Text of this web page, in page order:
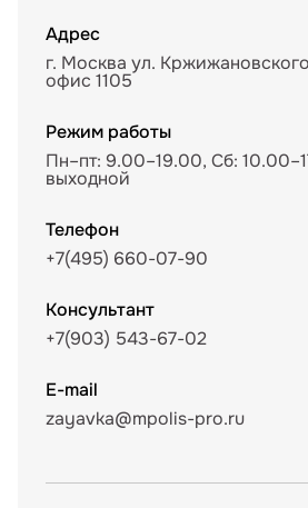
Адрес
г. Москва ул.
офис 1105
Режим работы
Пн–пт: 9.00–19.00, Сб:
выходной
Телефон
+7(495) 660-07-90
Консультант
+7(903) 543-67-02
E-mail
zayavka@mpolis-pro.ru